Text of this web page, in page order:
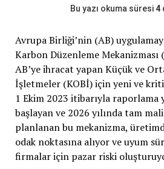
Bu yazı okuma süresi4
Avrupa Birliği’nin (AB)
Karbon Düzenleme Mekanizması
AB’ye ihracat yapan Küçük ve
İşletmeler (KOBİ) için yeni ve
1 Ekim 2023 itibarıyla
başlayan ve 2026 yılında tam
planlanan bu mekanizma,
odak noktasına alıyor ve uyum
firmalar için pazar riski